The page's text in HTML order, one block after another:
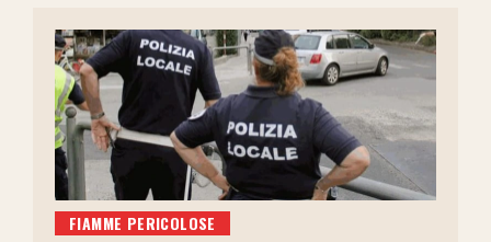
FIAMME PERICOLOSE